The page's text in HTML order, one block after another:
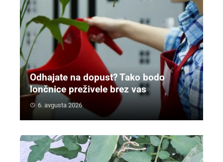
Odhajate na dopust? Tako bodo
lončnice preživele brez vas
6. avgusta 2026